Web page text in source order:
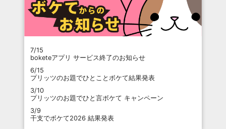
7/15
boketeアプリ サービス終了のお知らせ
6/15
プリッツのお題でひとことボケて結果発表
3/10
プリッツのお題でひと言ボケて キャンペーン
3/9
干支でボケて2026 結果発表